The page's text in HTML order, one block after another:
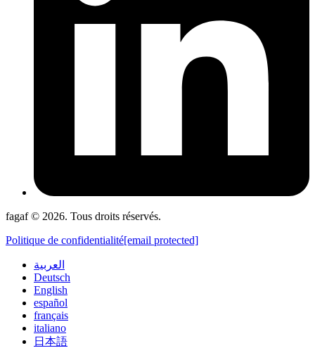
fagaf © 2026. Tous droits réservés.
Politique de confidentialité[email protected]
العربية
Deutsch
English
español
français
italiano
日本語